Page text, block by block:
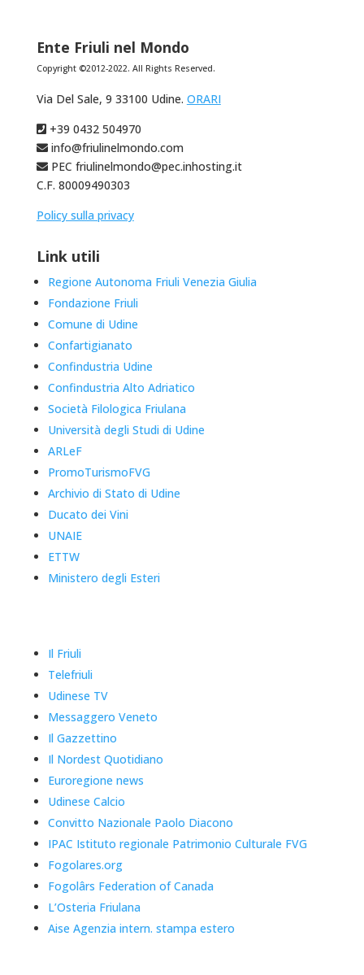
Ente Friuli nel Mondo
Copyright ©2012-2022. All Rights Reserved.
Via Del Sale, 9 33100 Udine. ORARI
+39 0432 504970
info@friulinelmondo.com
PEC friulinelmondo@pec.inhosting.it
C.F. 80009490303
Policy sulla privacy
Link utili
Regione Autonoma Friuli Venezia Giulia
Fondazione Friuli
Comune di Udine
Confartigianato
Confindustria Udine
Confindustria Alto Adriatico
Società Filologica Friulana
Università degli Studi di Udine
ARLeF
PromoTurismoFVG
Archivio di Stato di Udine
Ducato dei Vini
UNAIE
ETTW
Ministero degli Esteri
Il Friuli
Telefriuli
Udinese TV
Messaggero Veneto
Il Gazzettino
Il Nordest Quotidiano
Euroregione news
Udinese Calcio
Convitto Nazionale Paolo Diacono
IPAC Istituto regionale Patrimonio Culturale FVG
Fogolares.org
Fogolârs Federation of Canada
L’Osteria Friulana
Aise Agenzia intern. stampa estero